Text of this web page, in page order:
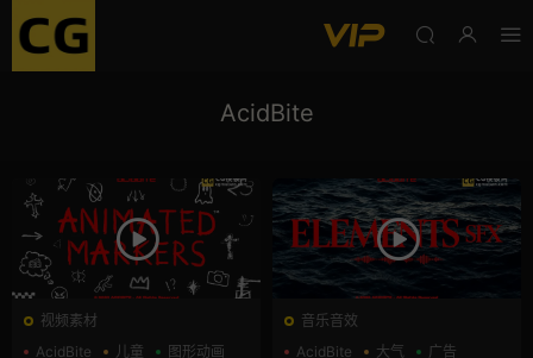
AcidBite
视频素材
AcidBite
儿童 图形动画
音乐音效
AcidBite
大气 广告